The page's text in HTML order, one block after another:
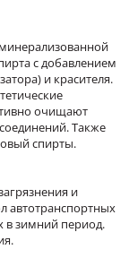
с добавлением
и красителя.
очищают
Также
спирты.
и
автотранспортных
в зимний период.